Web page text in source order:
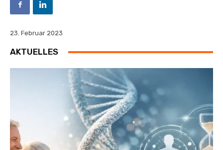
23. Februar 2023
AKTUELLES